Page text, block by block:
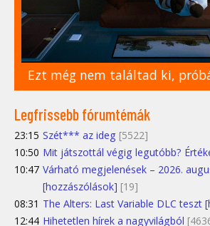
Ezt még nem találtad ki,
Legfrissebb fórumtémák
23:15 Szét*** az ideg [5522]
10:50 Mit játszottál végig legutóbb?
10:47 Várható megjelenések – 2026.
[hozzászólások] [19]
08:31 The Alters: Last Variable DLC teszt
12:44 Hihetetlen hírek a nagyvilágból